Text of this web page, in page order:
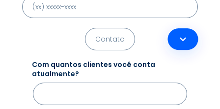
Com quantos clientes você conta
atualmente?